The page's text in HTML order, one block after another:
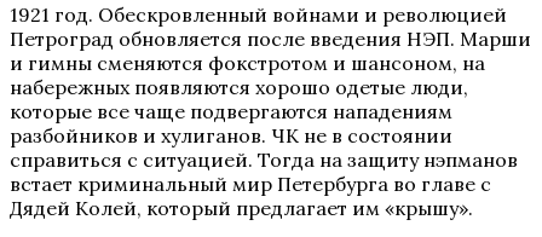
1921 год. Обескровленный войнами и революцией
Петроград обновляется после введения НЭП. Марши
и гимны сменяются фокстротом и шансоном, на
набережных появляются хорошо одетые люди,
которые все чаще подвергаются нападениям
разбойников и хулиганов. ЧК не в состоянии
справиться с ситуацией. Тогда на защиту нэпманов
встает криминальный мир Петербурга во главе с
Дядей Колей, который предлагает им «крышу».